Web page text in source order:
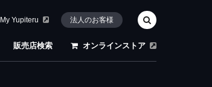
販売店検索 オンラインストア
My Yupiteru 法人のお客様